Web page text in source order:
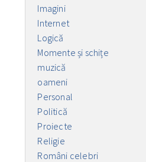
Imagini
Internet
Logică
Momente și schițe
muzică
oameni
Personal
Politică
Proiecte
Religie
Români celebri